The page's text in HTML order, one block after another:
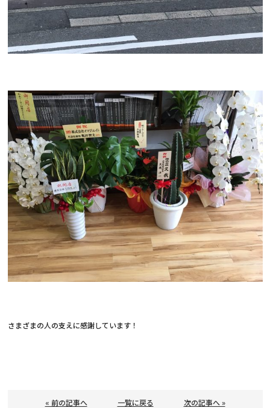
さまざまの人の支えに感謝しています！
« 前の記事へ 一覧に戻る 次の記事へ »